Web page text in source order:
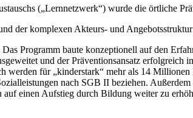
(„Lernnetzwerk“) wurde die örtliche
der komplexen Akteurs- und
Programm baute konzeptionell auf den
und der Präventionsansatz erfolgreich
werden für „kinderstark“ mehr als 14
nach SGB II beziehen.
einen Aufstieg durch Bildung weiter zu